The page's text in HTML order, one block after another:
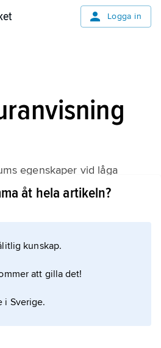
Logga in
egenskaper vid låga
om artikeln
åt hela artikeln?
kunskap.
att gilla det!
i Sverige.